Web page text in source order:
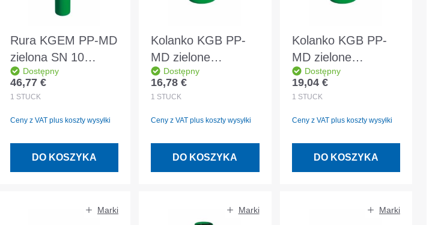
Rura KGEM PP-MD
zielona SN 10
DN/OD110 2,0m
DIN EN 14758
Dostępny
Cena regularna:
46,77 €
1 STÜCK
Ceny z VAT plus koszty wysyłki
DO KOSZYKA
Kolanko KGB PP-
MD zielone
DN/OD110 15° DIN
EN 14758
Dostępny
Cena regularna:
16,78 €
1 STÜCK
Ceny z VAT plus koszty wysyłki
DO KOSZYKA
Kolanko KGB PP-
MD zielone
DN/OD110 45° DIN
EN 14758
Dostępny
Cena regularna:
19,04 €
1 STÜCK
Ceny z VAT plus koszty wysyłki
DO KOSZYKA
Marki Marki Marki